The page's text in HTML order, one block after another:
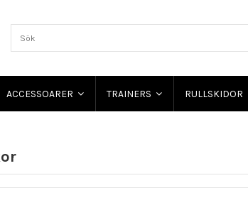
ACCESSOARER TRAINERS RULLSKIDOR